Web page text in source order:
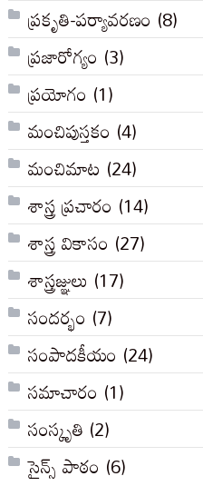
ప్రకృతి-పర్యావరణం (8)
ప్రజారోగ్యం (3)
ప్రయోగం (1)
మంచిపుస్తకం (4)
మంచిమాట (24)
శాస్త్ర ప్రచారం (14)
శాస్త్ర వికాసం (27)
శాస్త్రజ్ఞులు (17)
సందర్భం (7)
సంపాదకీయం (24)
సమాచారం (1)
సంస్కృతి (2)
సైన్స్ పాఠం (6)